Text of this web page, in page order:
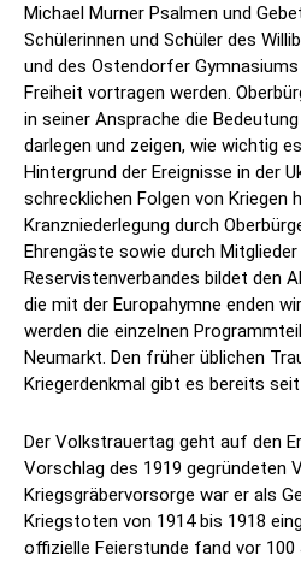
Michael Murner Psalmen und
Schülerinnen und Schüler des
und des Ostendorfer Gymnasiums
Freiheit vortragen werden.
in seiner Ansprache die
darlegen und zeigen, wie wichtig
Hintergrund der Ereignisse in der
schrecklichen Folgen von Kriegen
Kranzniederlegung durch
Ehrengäste sowie durch
Reservistenverbandes bildet den
die mit der Europahymne enden
werden die einzelnen
Neumarkt. Den früher üblichen
Kriegerdenkmal gibt es bereits
Der Volkstrauertag geht auf den
Vorschlag des 1919 gegründeten
Kriegsgräbervorsorge war er als
Kriegstoten von 1914 bis 1918
offizielle Feierstunde fand vor 100